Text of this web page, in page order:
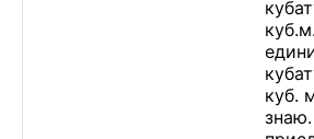
куб.